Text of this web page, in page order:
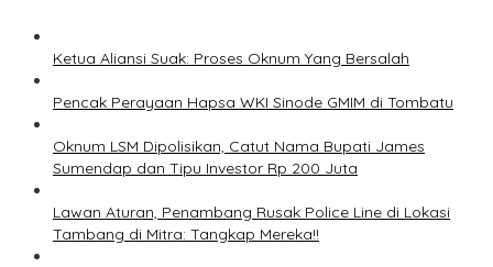
Ketua Aliansi Suak: Proses Oknum Yang Bersalah
Pencak Perayaan Hapsa WKI Sinode GMIM di Tombatu
Oknum LSM Dipolisikan, Catut Nama Bupati James
Sumendap dan Tipu Investor Rp 200 Juta
Lawan Aturan, Penambang Rusak Police Line di Lokasi
Tambang di Mitra: Tangkap Mereka!!